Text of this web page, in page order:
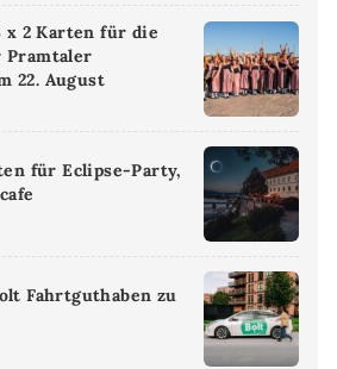
x 2 Karten für die
Pramtaler
22. August
für Eclipse-Party,
Fahrtguthaben zu